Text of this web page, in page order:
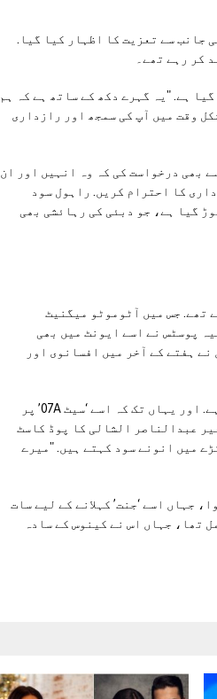
جانب سے تعزیت کا اظہار کیا گیا.
کر رہے تھے۔
ہے. "یہ گہرے دکھ کے ساتھ ہے کہ ہم
وقت میں آپ کی سمجھ اور رازداری
بھی درخواست کی کہ وہ انہیں اور ان
کا احترام کریں. راہول سود
گیا ہے، جو دبئی کی رہائشی بھی
تھے. جس میں آٹوموٹو میگنیٹ
پوسٹس نے اسے ایونٹ میں بھی
ہفتے کے آخر میں افسانوی اور
گولڈن ویزا ہولڈر طویل عرصے سے متحدہ عرب امارات کا رہائشی رہا ہے. اور یہاں تک کہ اسے ‘سیٹ 07A’ پر
عبدالناصر الشالی کا پوڈ کاسٹ
میں انونے سود کہتے ہیں. "میرے
جہاں اسے ‘جنت’ کہلانے کے لیے سات
تھا، جہاں اس نے کینوس کے سادہ